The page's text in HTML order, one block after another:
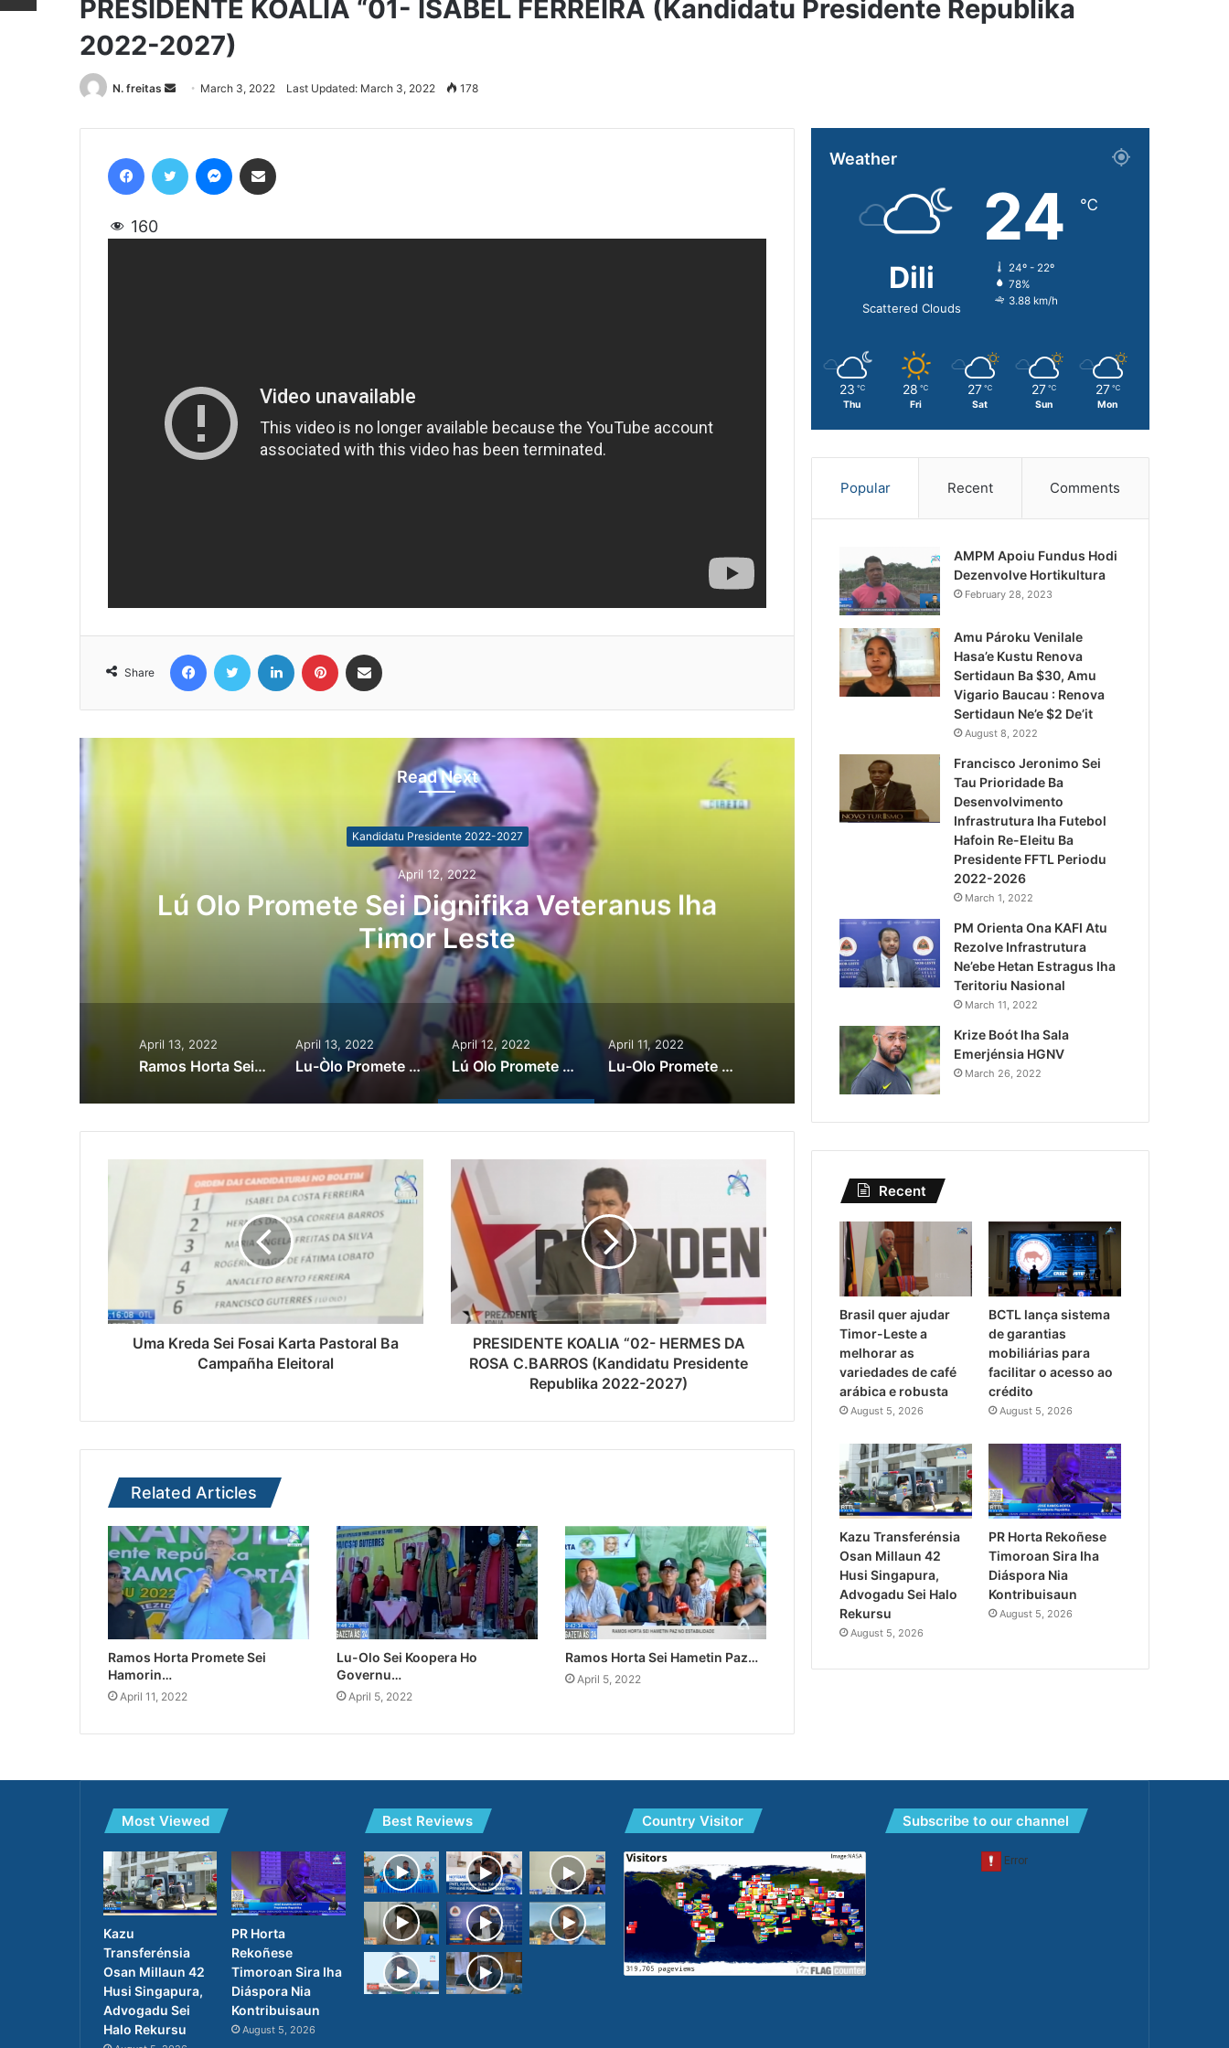
PRESIDENTE KOALIA “01- ISABEL FERREIRA (Kandidatu Presidente Republika
2022-2027)
N. freitas
Send
email
March 3, 2022 Last Updated: March 3, 2022 178
160
Share
Read Next
Kandidatu Presidente 2022-2027
April 12, 2022
Lú Olo Promete Sei Dignifika Veteranus Iha
Timor Leste
Kandidatu Presidente 2022-
Lu-Olo Promete Sei
April 13, 2022
Ramos Horta Sei Importansia Ba Seitor Edukasaun Hodi Hadia Kualidade Rekursus Humanus
April 13, 2022
Lu-Òlo Promete Sei Defende Direitu Feto No Labarik
April 12, 2022
Lú Olo Promete Sei Dignifika Veteranus Iha Timor Leste
April 11, 2022
Lu-Olo Promete Sei Hametin Estado Direito Demokratiku
Uma Kreda Sei Fosai Karta Pastoral Ba
Campañha Eleitoral
PRESIDENTE KOALIA “02- HERMES DA
ROSA C.BARROS (Kandidatu Presidente
Republika 2022-2027)
Related Articles
Ramos Horta Promete Sei
Hamorin…
April 11, 2022
Lu-Olo Sei Koopera Ho
Governu…
April 5, 2022
Ramos Horta Sei Hametin Paz…
April 5, 2022
Weather
Dili
Scattered Clouds
24 ℃
24º - 22º
78%
3.88 km/h
23 ℃
Thu
28 ℃
Fri
27 ℃
Sat
27 ℃
Sun
27 ℃
Mon
Popular Recent Comments
AMPM Apoiu Fundus Hodi
Dezenvolve Hortikultura
February 28, 2023
Amu Pároku Venilale
Hasa’e Kustu Renova
Sertidaun Ba $30, Amu
Vigario Baucau : Renova
Sertidaun Ne’e $2 De’it
August 8, 2022
Francisco Jeronimo Sei
Tau Prioridade Ba
Desenvolvimento
Infrastrutura Iha Futebol
Hafoin Re-Eleitu Ba
Presidente FFTL Periodu
2022-2026
March 1, 2022
PM Orienta Ona KAFI Atu
Rezolve Infrastrutura
Ne’ebe Hetan Estragus Iha
Teritoriu Nasional
March 11, 2022
Krize Boót Iha Sala
Emerjénsia HGNV
March 26, 2022
Recent
Brasil quer ajudar
Timor-Leste a
melhorar as
variedades de café
arábica e robusta
August 5, 2026
BCTL lança sistema
de garantias
mobiliárias para
facilitar o acesso ao
crédito
August 5, 2026
Kazu Transferénsia
Osan Millaun 42
Husi Singapura,
Advogadu Sei Halo
Rekursu
August 5, 2026
PR Horta Rekoñese
Timoroan Sira Iha
Diáspora Nia
Kontribuisaun
August 5, 2026
Most Viewed
Kazu
Transferénsia
Osan Millaun 42
Husi Singapura,
Advogadu Sei
Halo Rekursu
PR Horta
Rekoñese
Timoroan Sira Iha
Diáspora Nia
Kontribuisaun
August 5, 2026
Best Reviews Country Visitor Subscribe to our channel